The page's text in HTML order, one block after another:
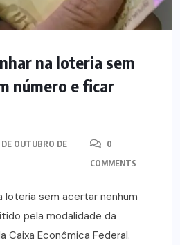
na loteria sem
número e ficar
DE OUTUBRO DE
0
COMMENTS
loteria sem acertar nenhum
pela modalidade da
Caixa Econômica Federal.